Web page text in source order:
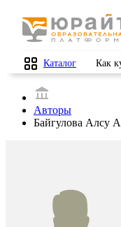
Каталог Как
Авторы
Байгулова Алсу